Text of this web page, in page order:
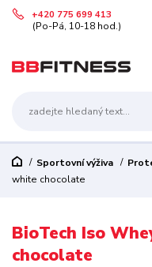
+420 775 699 413
(Po-Pá, 10-18 hod.)
Sportovní výživa
white chocolate
BioTech Iso
chocolate